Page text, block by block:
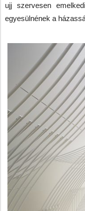
ujj szervesen
egyesülnének a